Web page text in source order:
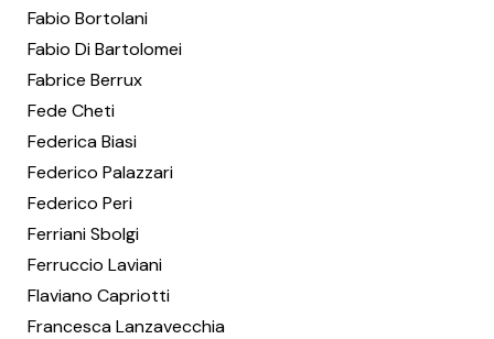
Fabio Bortolani
Fabio Di Bartolomei
Fabrice Berrux
Fede Cheti
Federica Biasi
Federico Palazzari
Federico Peri
Ferriani Sbolgi
Ferruccio Laviani
Flaviano Capriotti
Francesca Lanzavecchia